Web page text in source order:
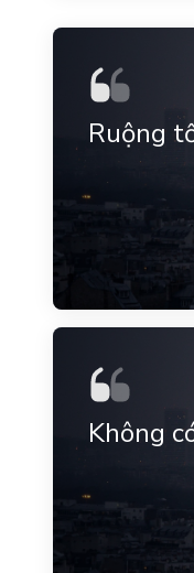
Ruộng
Không